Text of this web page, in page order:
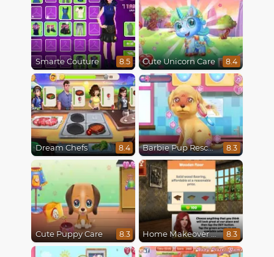
Smarte Couture 8.5 Cute Unicorn Care 8.4
Dream Chefs 8.4 Barbie Pup Rescue 8.3
Cute Puppy Care 8.3 Home Makeover Hidden Object 8.3